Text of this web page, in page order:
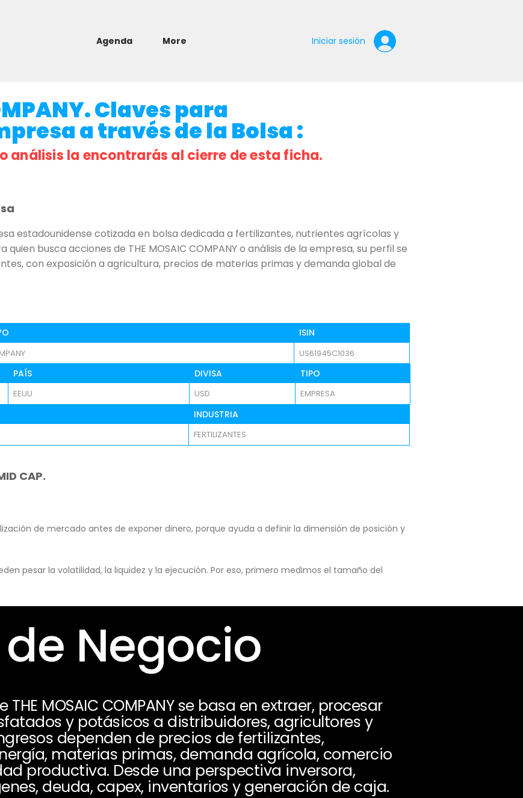
Agenda More Iniciar sesión
Claves para
a través de la Bolsa :
análisis la encontrarás al cierre de esta ficha.
estadounidense cotizada en bolsa dedicada a fertilizantes, nutrientes agrícolas y
busca acciones de THE MOSAIC COMPANY o análisis de la empresa, su perfil se
con exposición a agricultura, precios de materias primas y demanda global de
ISIN
US61945C1036
PAÍS DIVISA TIPO
EEUU USD EMPRESA
INDUSTRIA
FERTILIZANTES
CAP.
de mercado antes de exponer dinero, porque ayuda a definir la dimensión de posición y
pesar la volatilidad, la liquidez y la ejecución. Por eso, primero medimos el tamaño del
Negocio
MOSAIC COMPANY se basa en extraer, procesar
y potásicos a distribuidores, agricultores y
dependen de precios de fertilizantes,
materias primas, demanda agrícola, comercio
productiva. Desde una perspectiva inversora,
deuda, capex, inventarios y generación de caja.